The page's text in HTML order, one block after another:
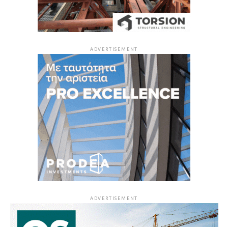
ADVERTISEMENT
ADVERTISEMENT